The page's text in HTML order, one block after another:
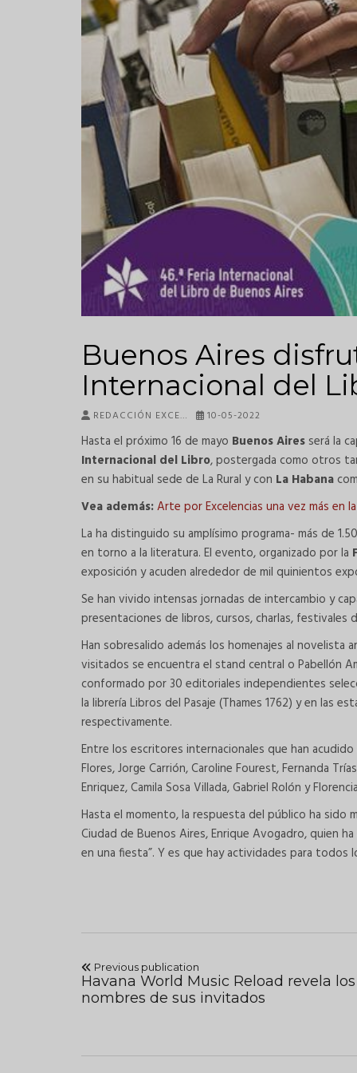
Buenos Aires
Internacional del
REDACCIÓN EXCE… 10-05-2022
Hasta el próximo 16 de mayo Buenos Aires será la
Internacional del Libro, postergada como otros
en su habitual sede de La Rural y con La Habana
Vea además:Arte por Excelencias una vez más en
La ha distinguido su amplísimo programa- más de
en torno a la literatura. El evento, organizado por la
exposición y acuden alrededor de mil quinientos
Se han vivido intensas jornadas de intercambio y
presentaciones de libros, cursos, charlas,
Han sobresalido además los homenajes al novelista
visitados se encuentra el stand central o Pabellón
conformado por 30 editoriales independientes
la librería Libros del Pasaje (Thames 1762) y en las
respectivamente.
Entre los escritores internacionales que han acudido
Flores, Jorge Carrión, Caroline Fourest, Fernanda
Enriquez, Camila Sosa Villada, Gabriel Rolón y
Hasta el momento, la respuesta del público ha sido
Ciudad de Buenos Aires, Enrique Avogadro, quien
en una fiesta”. Y es que hay actividades para todos
Previous publication
Havana World Music Reload revela los
nombres de sus invitados